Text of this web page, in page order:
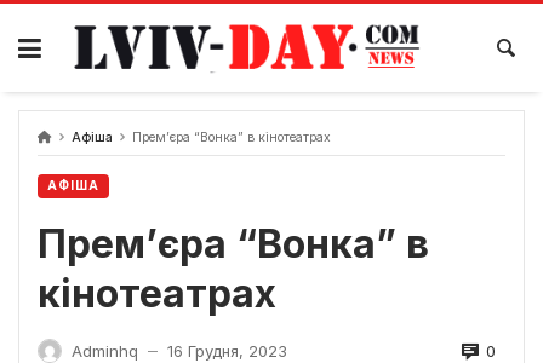
Skip
content
Афіша Прем’єра “Вонка” в кінотеатрах
АФІША
Прем’єра “Вонка” в
кінотеатрах
Adminhq — 16 Грудня, 2023 0